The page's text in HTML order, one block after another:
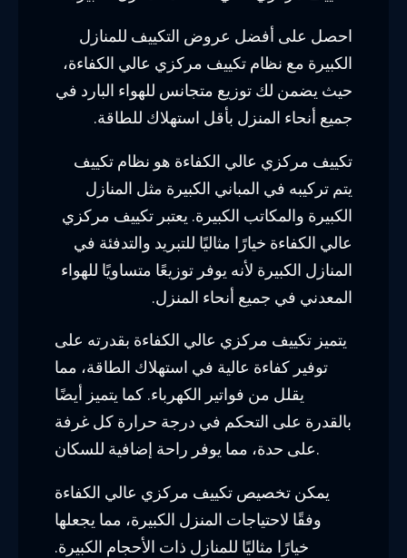
احصل على أفضل عروض التكييف للمنازل
الكبيرة مع نظام تكييف مركزي عالي الكفاءة،
حيث يضمن لك توزيع متجانس للهواء البارد في
جميع أنحاء المنزل بأقل استهلاك للطاقة.
تكييف مركزي عالي الكفاءة هو نظام تكييف
يتم تركيبه في المباني الكبيرة مثل المنازل
الكبيرة والمكاتب الكبيرة. يعتبر تكييف مركزي
عالي الكفاءة خيارًا مثاليًا للتبريد والتدفئة في
المنازل الكبيرة لأنه يوفر توزيعًا متساويًا للهواء
المعدني في جميع أنحاء المنزل.
يتميز تكييف مركزي عالي الكفاءة بقدرته على
توفير كفاءة عالية في استهلاك الطاقة، مما
يقلل من فواتير الكهرباء. كما يتميز أيضًا
بالقدرة على التحكم في درجة حرارة كل غرفة
على حدة، مما يوفر راحة إضافية للسكان.
يمكن تخصيص تكييف مركزي عالي الكفاءة
وفقًا لاحتياجات المنزل الكبيرة، مما يجعلها
خيارًا مثاليًا للمنازل ذات الأحجام الكبيرة.